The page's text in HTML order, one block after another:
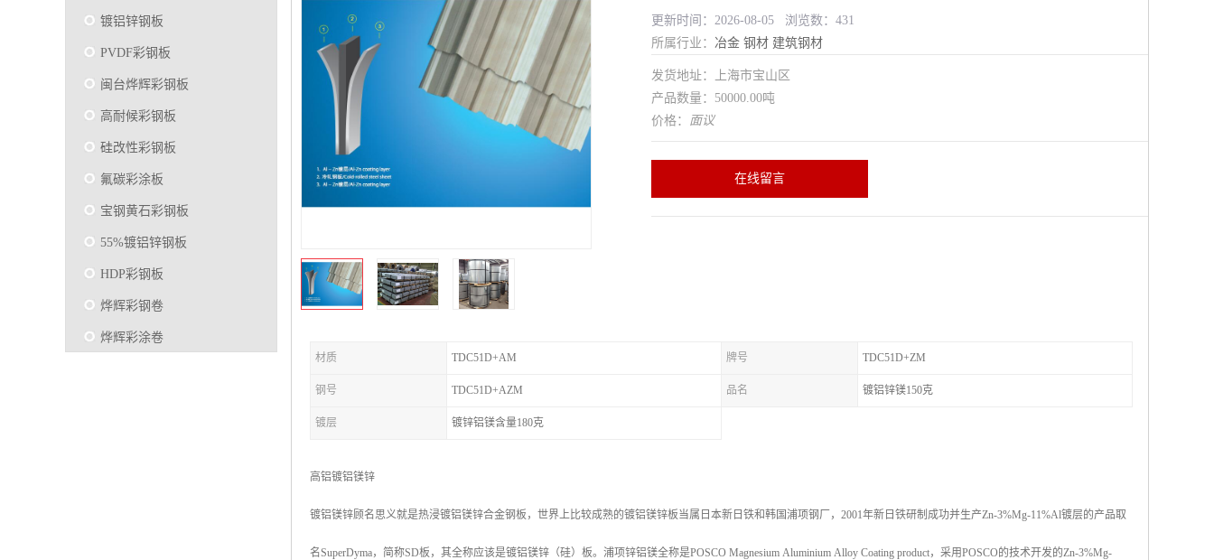
镀铝锌钢板
PVDF彩钢板
闽台烨辉彩钢板
高耐候彩钢板
硅改性彩钢板
氟碳彩涂板
宝钢黄石彩钢板
55%镀铝锌钢板
HDP彩钢板
烨辉彩钢卷
烨辉彩涂卷
更新时间：2026-08-05 浏览数：431
所属行业： 冶金 钢材 建筑钢材
发货地址：上海市宝山区
产品数量：50000.00吨
价格： 面议
在线留言
材质 TDC51D+AM 牌号 TDC51D+ZM
钢号 TDC51D+AZM 品名 镀铝锌镁150克
镀层 镀锌铝镁含量180克
高铝镀铝镁锌
镀铝镁锌顾名思义就是热浸镀铝镁锌合金钢板，世界上比较成熟的镀铝镁锌板当属日本新日铁和韩国浦项钢厂，2001年新日铁研制成功并生产Zn-3%Mg-11%Al镀层的产品取
名SuperDyma，简称SD板，其全称应该是镀铝镁锌（硅）板。浦项锌铝镁全称是POSCO Magnesium Aluminium Alloy Coating product，采用POSCO的技术开发的Zn-3%Mg-